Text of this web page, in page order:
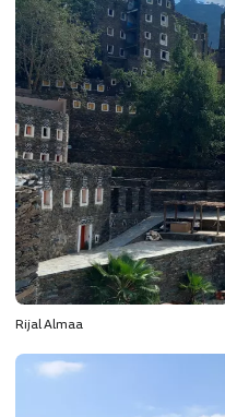
Rijal Almaa